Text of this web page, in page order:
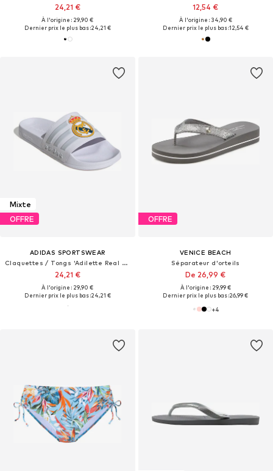
24,21 €
À l'origine : 29,90 €
Dernier prix le plus bas :24,21 €
12,54 €
À l'origine : 34,90 €
Dernier prix le plus bas :12,54 €
Mixte
OFFRE
ADIDAS SPORTSWEAR
Claquettes / Tongs 'Adilette Real Madrid'
24,21 €
À l'origine : 29,90 €
Dernier prix le plus bas :24,21 €
OFFRE
VENICE BEACH
Séparateur d'orteils
De 26,99 €
À l'origine : 29,99 €
Dernier prix le plus bas :26,99 €
+4